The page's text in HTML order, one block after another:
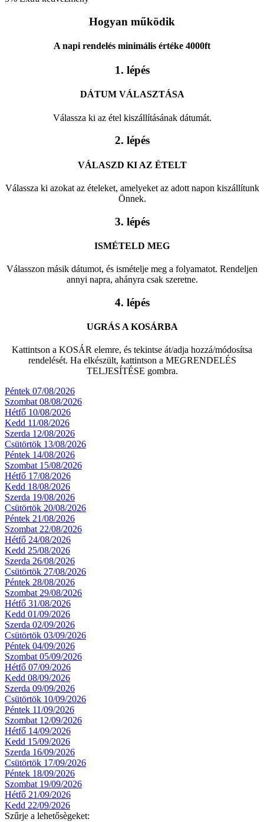
Hogyan működik
A napi rendelés minimális értéke 4000ft
1. lépés
DÁTUM VÁLASZTÁSA
Válassza ki az étel kiszállításának dátumát.
2. lépés
VÁLASZD KI AZ ÉTELT
Válassza ki azokat az ételeket, amelyeket az adott napon kiszállítunk
Önnek.
3. lépés
ISMÉTELD MEG
Válasszon másik dátumot, és ismételje meg a folyamatot. Rendeljen
annyi napra, ahányra csak szeretne.
4. lépés
UGRÁS A KOSÁRBA
Kattintson a KOSÁR elemre, és tekintse át/adja hozzá/módosítsa
rendelését. Ha elkészült, kattintson a MEGRENDELÉS
TELJESÍTÉSE gombra.
Péntek 07/08/2026
Szombat 08/08/2026
Hétfő 10/08/2026
Kedd 11/08/2026
Szerda 12/08/2026
Csütörtök 13/08/2026
Péntek 14/08/2026
Szombat 15/08/2026
Hétfő 17/08/2026
Kedd 18/08/2026
Szerda 19/08/2026
Csütörtök 20/08/2026
Péntek 21/08/2026
Szombat 22/08/2026
Hétfő 24/08/2026
Kedd 25/08/2026
Szerda 26/08/2026
Csütörtök 27/08/2026
Péntek 28/08/2026
Szombat 29/08/2026
Hétfő 31/08/2026
Kedd 01/09/2026
Szerda 02/09/2026
Csütörtök 03/09/2026
Péntek 04/09/2026
Szombat 05/09/2026
Hétfő 07/09/2026
Kedd 08/09/2026
Szerda 09/09/2026
Csütörtök 10/09/2026
Péntek 11/09/2026
Szombat 12/09/2026
Hétfő 14/09/2026
Kedd 15/09/2026
Szerda 16/09/2026
Csütörtök 17/09/2026
Péntek 18/09/2026
Szombat 19/09/2026
Hétfő 21/09/2026
Kedd 22/09/2026
Szűrje a lehetősègeket: